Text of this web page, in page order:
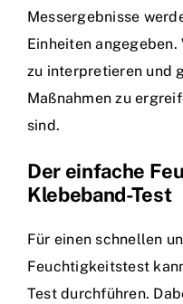
Messergebnisse
Einheiten
zu interpretieren und
Maßnahmen zu
sind.
Der einfache
Klebeband-Test
Für einen schnellen
Feuchtigkeitstest
Test durchführen.